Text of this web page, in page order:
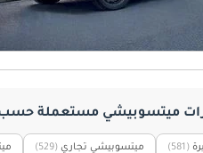
ميتسوبيشي مستعملة حسب
(581) ميتسوبيشي تجاري (529)